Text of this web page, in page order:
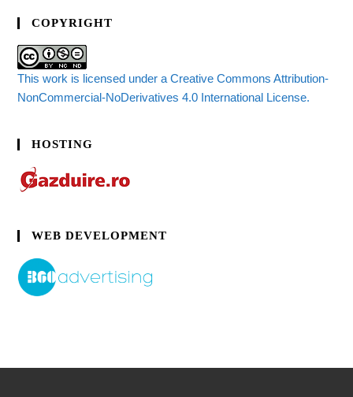
COPYRIGHT
This work is licensed under a Creative Commons Attribution-
NonCommercial-NoDerivatives 4.0 International License.
HOSTING
WEB DEVELOPMENT